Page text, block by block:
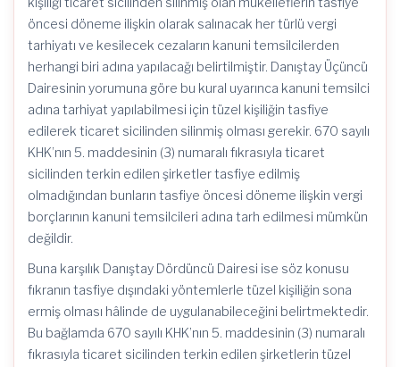
öncesi döneme ilişkin olarak salınacak her türlü vergi
tarhiyatı ve kesilecek cezaların kanuni temsilcilerden
herhangi biri adına yapılacağı belirtilmiştir. Danıştay Üçüncü
Dairesinin yorumuna göre bu kural uyarınca kanuni temsilci
adına tarhiyat yapılabilmesi için tüzel kişiliğin tasfiye
edilerek ticaret sicilinden silinmiş olması gerekir. 670 sayılı
KHK’nın 5. maddesinin (3) numaralı fıkrasıyla ticaret
sicilinden terkin edilen şirketler tasfiye edilmiş
olmadığından bunların tasfiye öncesi döneme ilişkin vergi
borçlarının kanuni temsilcileri adına tarh edilmesi mümkün
değildir.
Buna karşılık Danıştay Dördüncü Dairesi ise söz konusu
fıkranın tasfiye dışındaki yöntemlerle tüzel kişiliğin sona
ermiş olması hâlinde de uygulanabileceğini belirtmektedir.
Bu bağlamda 670 sayılı KHK’nın 5. maddesinin (3) numaralı
fıkrasıyla ticaret sicilinden terkin edilen şirketlerin tüzel